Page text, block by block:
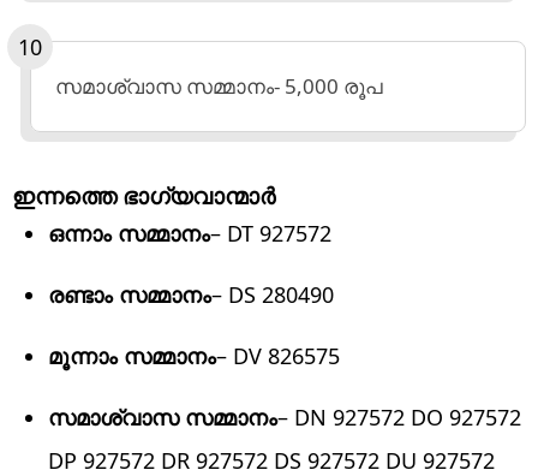
സമാശ്വാസ സമ്മാനം- 5,000 രൂപ
ഇന്നത്തെ ഭാഗ്യവാന്മാര്‍
ഒന്നാം സമ്മാനം– DT 927572
രണ്ടാം സമ്മാനം– DS 280490
മൂന്നാം സമ്മാനം– DV 826575
സമാശ്വാസ സമ്മാനം– DN 927572 DO 927572
DP 927572 DR 927572 DS 927572 DU 927572